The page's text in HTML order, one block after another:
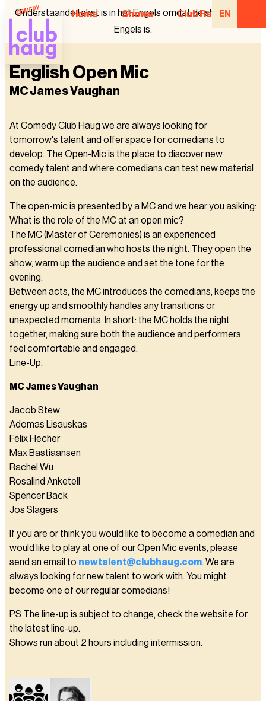
Home Shows Club Regulars
EN
Onderstaande tekst is in het Engels omdat de show in het
Engels is.
English Open Mic
MC James Vaughan
At Comedy Club Haug we are always looking for
tomorrow's talent and offer space for comedians to
develop. The Open-Mic is the place to discover new
comedy talent and where comedians can test new material
on the audience.
The open-mic is presented by a MC and we hear you asiking:
What is the role of the MC at an open mic?
The MC (Master of Ceremonies) is an experienced
professional comedian who hosts the night. They open the
show, warm up the audience and set the tone for the
evening.
Between acts, the MC introduces the comedians, keeps the
energy up and smoothly handles any transitions or
unexpected moments. In short: the MC holds the night
together, making sure both the audience and performers
feel comfortable and engaged.
Line-Up:
MC James Vaughan
Jacob Stew
Adomas Lisauskas
Felix Hecher
Max Bastiaansen
Rachel Wu
Rosalind Anketell
Spencer Back
Jos Slagers
If you are or think you would like to become a comedian and
would like to play at one of our Open Mic events, please
send an email to newtalent@clubhaug.com. We are
always looking for new talent to work with. You might
become one of our regular comedians!
PS The line-up is subject to change, check the website for
the latest line-up.
Shows run about 2 hours including intermission.